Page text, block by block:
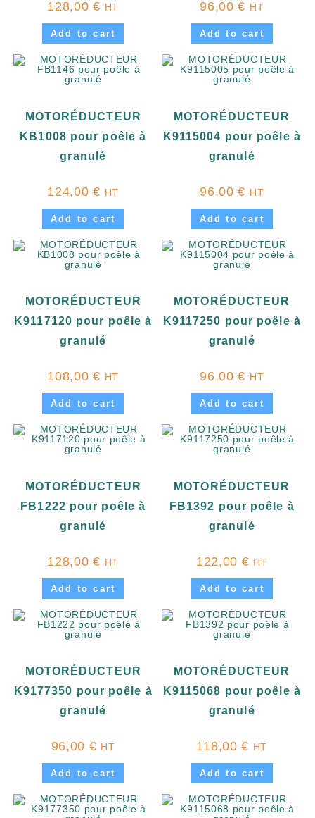
128,00€ HT
Add to cart
96,00€ HT
Add to cart
MOTORÉDUCTEUR
KB1008 pour poêle à
granulé
124,00€ HT
Add to cart
MOTORÉDUCTEUR
K9115004 pour poêle à
granulé
96,00€ HT
Add to cart
MOTORÉDUCTEUR
K9117120 pour poêle à
granulé
108,00€ HT
Add to cart
MOTORÉDUCTEUR
K9117250 pour poêle à
granulé
96,00€ HT
Add to cart
MOTORÉDUCTEUR
FB1222 pour poêle à
granulé
128,00€ HT
Add to cart
MOTORÉDUCTEUR
FB1392 pour poêle à
granulé
122,00 € HT
Add to cart
MOTORÉDUCTEUR
K9177350 pour poêle à
granulé
96,00 € HT
Add to cart
MOTORÉDUCTEUR
K9115068 pour poêle à
granulé
118,00€ HT
Add to cart